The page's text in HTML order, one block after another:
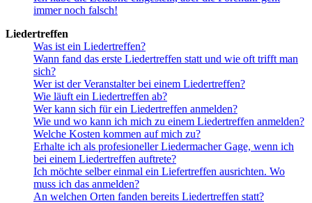
immer noch falsch!
Liedertreffen
Was ist ein Liedertreffen?
Wann fand das erste Liedertreffen statt und wie oft trifft man
sich?
Wer ist der Veranstalter bei einem Liedertreffen?
Wie läuft ein Liedertreffen ab?
Wer kann sich für ein Liedertreffen anmelden?
Wie und wo kann ich mich zu einem Liedertreffen anmelden?
Welche Kosten kommen auf mich zu?
Erhalte ich als profesioneller Liedermacher Gage, wenn ich
bei einem Liedertreffen auftrete?
Ich möchte selber einmal ein Liefertreffen ausrichten. Wo
muss ich das anmelden?
An welchen Orten fanden bereits Liedertreffen statt?